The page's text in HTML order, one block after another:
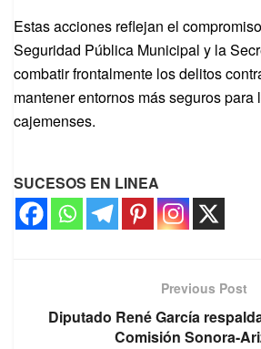
Estas acciones reflejan el
Seguridad Pública Municipal y la
combatir frontalmente los delitos
mantener entornos más seguros para
cajemenses.
SUCESOS EN LINEA
Previous Post
Diputado René García
Comisión Sonora-